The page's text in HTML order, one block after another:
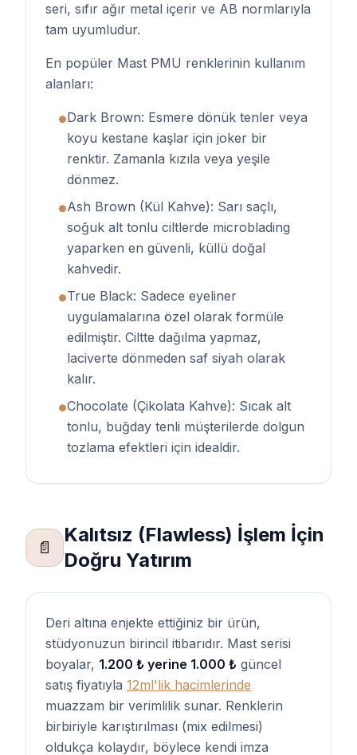
seri, sıfır ağır metal içerir ve AB normlarıyla
tam uyumludur.
En popüler Mast PMU renklerinin kullanım
alanları:
●Dark Brown: Esmere dönük tenler veya
koyu kestane kaşlar için joker bir
renktir. Zamanla kızıla veya yeşile
dönmez.
●Ash Brown (Kül Kahve): Sarı saçlı,
soğuk alt tonlu ciltlerde microblading
yaparken en güvenli, küllü doğal
kahvedir.
●True Black: Sadece eyeliner
uygulamalarına özel olarak formüle
edilmiştir. Ciltte dağılma yapmaz,
laciverte dönmeden saf siyah olarak
kalır.
●Chocolate (Çikolata Kahve): Sıcak alt
tonlu, buğday tenli müşterilerde dolgun
tozlama efektleri için idealdir.
📄
Kalıtsız (Flawless) İşlem İçin
Doğru Yatırım
Deri altına enjekte ettiğiniz bir ürün,
stüdyonuzun birincil itibarıdır. Mast serisi
boyalar, 1.200 ₺ yerine 1.000 ₺ güncel
satış fiyatıyla 12ml'lik hacimlerinde
muazzam bir verimlilik sunar. Renklerin
birbiriyle karıştırılması (mix edilmesi)
oldukça kolaydır, böylece kendi imza